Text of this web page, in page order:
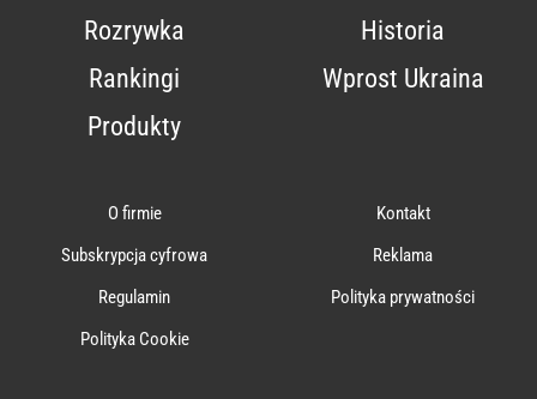
Rozrywka
Historia
Rankingi
Wprost Ukraina
Produkty
O firmie
Kontakt
Subskrypcja cyfrowa
Reklama
Regulamin
Polityka prywatności
Polityka Cookie